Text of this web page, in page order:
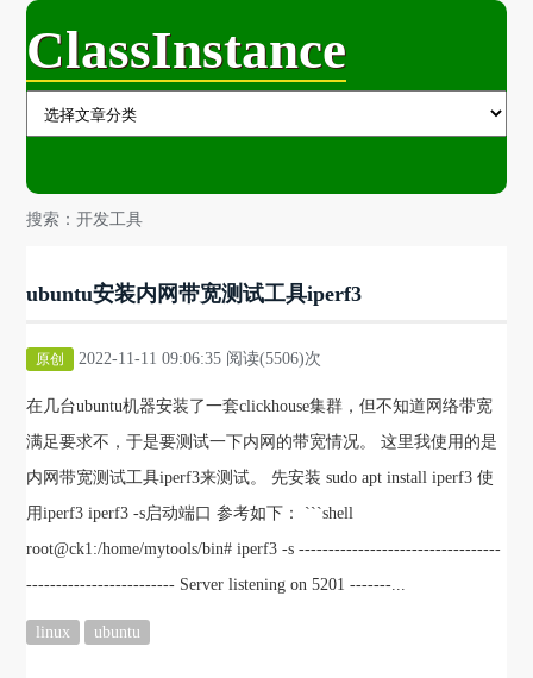
ClassInstance
搜索：开发工具
ubuntu安装内网带宽测试工具iperf3
原创 2022-11-11 09:06:35 阅读(5506)次
在几台ubuntu机器安装了一套clickhouse集群，但不知道网络带宽
满足要求不，于是要测试一下内网的带宽情况。 这里我使用的是
内网带宽测试工具iperf3来测试。 先安装 sudo apt install iperf3 使
用iperf3 iperf3 -s启动端口 参考如下： ```shell
root@ck1:/home/mytools/bin# iperf3 -s ----------------------------------
------------------------- Server listening on 5201 -------...
linux ubuntu